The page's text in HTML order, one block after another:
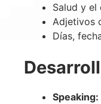
Salud y el
Adjetivos
Días,
Speaking: